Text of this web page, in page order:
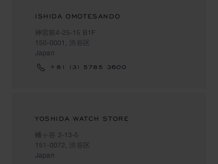
ISHIDA OMOTESANDO
神宮前4-25-15 B1F
150-0001, 渋谷区
Japan
+81 (3) 5785 3600
YOSHIDA WATCH STORE
幡ヶ谷 2-13-5
151-0072, 渋谷区
Japan